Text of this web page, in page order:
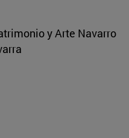
y Arte Navarro